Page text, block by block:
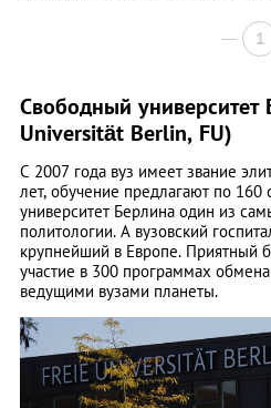
1
Свободный университет
Universität Berlin, FU)
С 2007 года вуз имеет звание
лет, обучение предлагают по
университет Берлина один из
политологии. А вузовский
крупнейший в Европе. Приятный
участие в 300 программах
ведущими вузами планеты.